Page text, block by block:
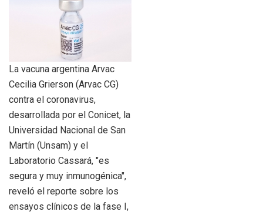
La vacuna argentina Arvac
Cecilia Grierson (Arvac CG)
contra el coronavirus,
desarrollada por el Conicet, la
Universidad Nacional de San
Martín (Unsam) y el
Laboratorio Cassará, "es
segura y muy inmunogénica",
reveló el reporte sobre los
ensayos clínicos de la fase I,